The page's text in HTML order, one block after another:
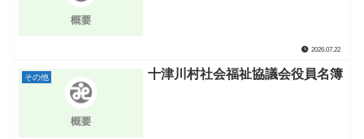
2026.07.22
その他 十津川村社会福祉協議会役員名簿